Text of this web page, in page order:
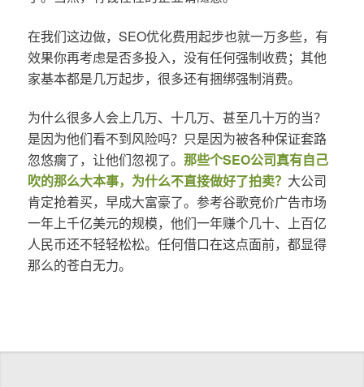
在我们这边做，SEO优化费用起步也就一万多些，有
效果你再考虑是否多投入，没有任何强制收费；其他
家基本都是几万起步，很多还有捆绑强制消费。
为什么很多人会上几万、十几万、甚至几十万的当？
是因为他们看不到风险吗？只是因为被各种保证套路
忽悠瘸了，让他们忽视了。 那些个SEO公司真有自己
吹的那么大本事，为什么不直接做好了拍卖？ 大公司
肯定抢着买，早成大富豪了。参考谷歌竞价广告市场
一年上千亿美元的规模，他们一年赚个几十、上百亿
人民币还不轻轻松松。任何借口在这点面前，都显得
那么的苍白无力。